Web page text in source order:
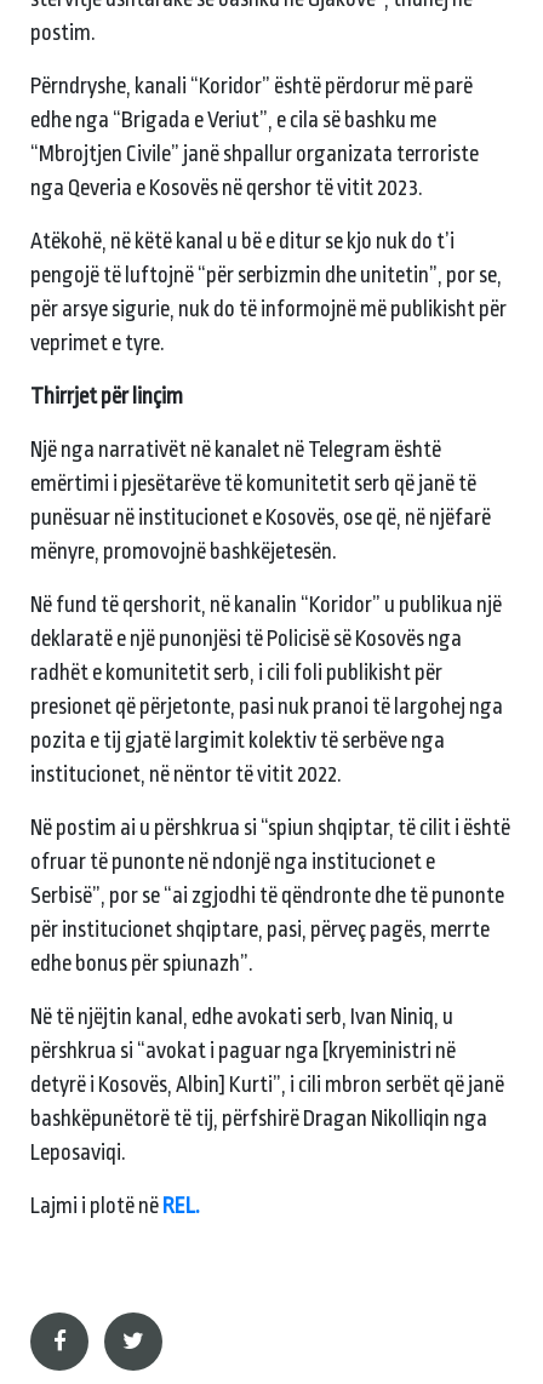
postim.
Përndryshe, kanali “Koridor” është përdorur më parë
edhe nga “Brigada e Veriut”, e cila së bashku me
“Mbrojtjen Civile” janë shpallur organizata terroriste
nga Qeveria e Kosovës në qershor të vitit 2023.
Atëkohë, në këtë kanal u bë e ditur se kjo nuk do t’i
pengojë të luftojnë “për serbizmin dhe unitetin”, por se,
për arsye sigurie, nuk do të informojnë më publikisht për
veprimet e tyre.
Thirrjet për linçim
Një nga narrativët në kanalet në Telegram është
emërtimi i pjesëtarëve të komunitetit serb që janë të
punësuar në institucionet e Kosovës, ose që, në njëfarë
mënyre, promovojnë bashkëjetesën.
Në fund të qershorit, në kanalin “Koridor” u publikua një
deklaratë e një punonjësi të Policisë së Kosovës nga
radhët e komunitetit serb, i cili foli publikisht për
presionet që përjetonte, pasi nuk pranoi të largohej nga
pozita e tij gjatë largimit kolektiv të serbëve nga
institucionet, në nëntor të vitit 2022.
Në postim ai u përshkrua si “spiun shqiptar, të cilit i është
ofruar të punonte në ndonjë nga institucionet e
Serbisë”, por se “ai zgjodhi të qëndronte dhe të punonte
për institucionet shqiptare, pasi, përveç pagës, merrte
edhe bonus për spiunazh”.
Në të njëjtin kanal, edhe avokati serb, Ivan Niniq, u
përshkrua si “avokat i paguar nga [kryeministri në
detyrë i Kosovës, Albin] Kurti”, i cili mbron serbët që janë
bashkëpunëtorë të tij, përfshirë Dragan Nikolliqin nga
Leposaviqi.
Lajmi i plotë në REL.